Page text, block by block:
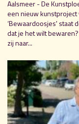
Aalsmeer - De
een nieuw
‘Bewaardoosjes' staat
dat je het wilt
zij naar...